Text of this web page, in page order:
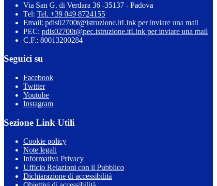
Via San G. di Verdara 36 -35137 - Padova
Tel: Tel. +39 049 8724155
Email: pdis02700t@istruzione.itLink per inviare una mail
PEC: pdis02700t@pec.istruzione.itLink per inviare una mail
C.F.: 80013200284
Seguici su
Facebook
Twitter
Youtube
Instagram
Sezione Link Utili
Cookie policy
Note legali
Informativa Privacy
Ufficio Relazioni con il Pubblico
Dichiarazione di accessibilità